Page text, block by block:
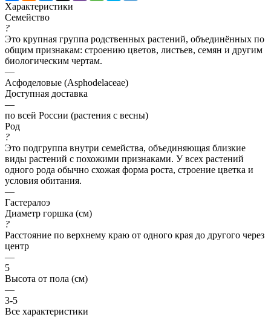
Характеристики
Семейство
?
Это крупная группа родственных растений, объединённых по
общим признакам: строению цветов, листьев, семян и другим
биологическим чертам.
—
Асфоделовые (Asphodelaceae)
Доступная доставка
—
по всей России (растения с весны)
Род
?
Это подгруппа внутри семейства, объединяющая близкие
виды растений с похожими признаками. У всех растений
одного рода обычно схожая форма роста, строение цветка и
условия обитания.
—
Гастералоэ
Диаметр горшка (см)
?
Расстояние по верхнему краю от одного края до другого через
центр
—
5
Высота от пола (см)
—
3-5
Все характеристики